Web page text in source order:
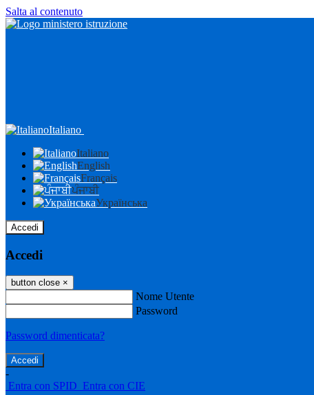
Salta al contenuto
Italiano
Italiano
English
Français
ਪੰਜਾਬੀ
Українська
Accedi
Accedi
button close ×
Nome Utente
Password
Password dimenticata?
-
Entra con SPID Entra con CIE